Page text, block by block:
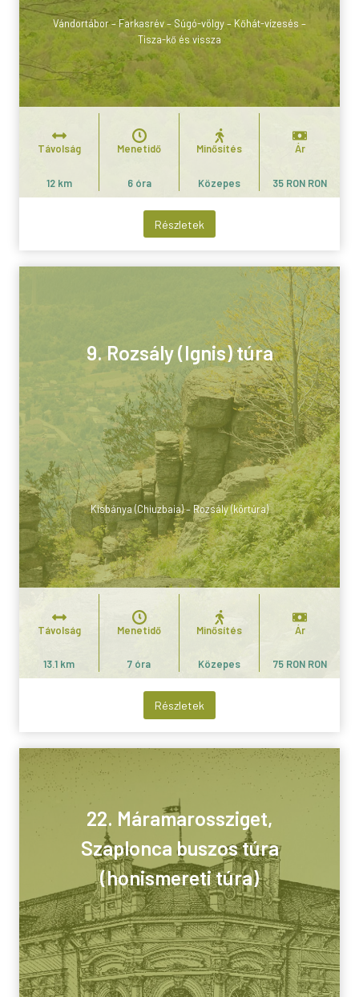
Vándortábor – Farkasrév – Súgó-völgy – Kőhát-vízesés –
Tisza-kő és vissza
Távolság
12 km
Menetidő
6 óra
Minősítés
Közepes
Ár
35 RON RON
Részletek
9. Rozsály (Ignis) túra
Kisbánya (Chiuzbaia) – Rozsály (körtúra)
Távolság
13.1 km
Menetidő
7 óra
Minősítés
Közepes
Ár
75 RON RON
Részletek
22. Máramarossziget,
Szaplonca buszos túra
(honismereti túra)